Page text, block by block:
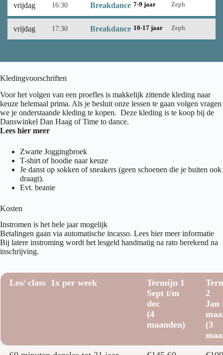
vrijdag 16:30 Breakdance 7-9 jaar Zeph
vrijdag 17:30 Breakdance 10-17 jaar Zeph
Kledingvoorschriften
Voor het volgen van een proefles is makkelijk zittende kleding naar
keuze helemaal prima. Als je besluit onze lessen te gaan volgen vragen
we je onderstaande kleding te kopen. Deze kleding is te koop bij de
Danswinkel Dan Haag of Time to dance.
Lees hier meer
Zwarte Joggingbroek
T-shirt of hoodie naar keuze
Je danst op sokken of sneakers (geen schoenen die je buiten ook
draagt).
Evt. beanie
Kosten
Instromen is het hele jaar mogelijk
Betalingen gaan via automatische incasso. Lees hier meer informatie
Bij latere instroming wordt het lesgeld handmatig na rato berekend na
inschrijving.
Les/ class 1x per week
Termijn 1
Sept t/m
dec
(4
maanden)
2
Jan
(3
Les/ class 1x per week
Termijn 1